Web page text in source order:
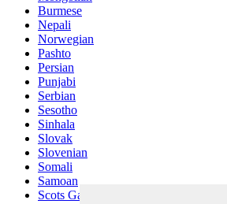
Burmese
Nepali
Norwegian
Pashto
Persian
Punjabi
Serbian
Sesotho
Sinhala
Slovak
Slovenian
Somali
Samoan
Scots Gaelic